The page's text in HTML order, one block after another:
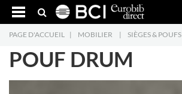
Réalisations
Produits
PAGE D'ACCUEIL | MOBILIER | SIÈGES & POUFS
POUF DRUM